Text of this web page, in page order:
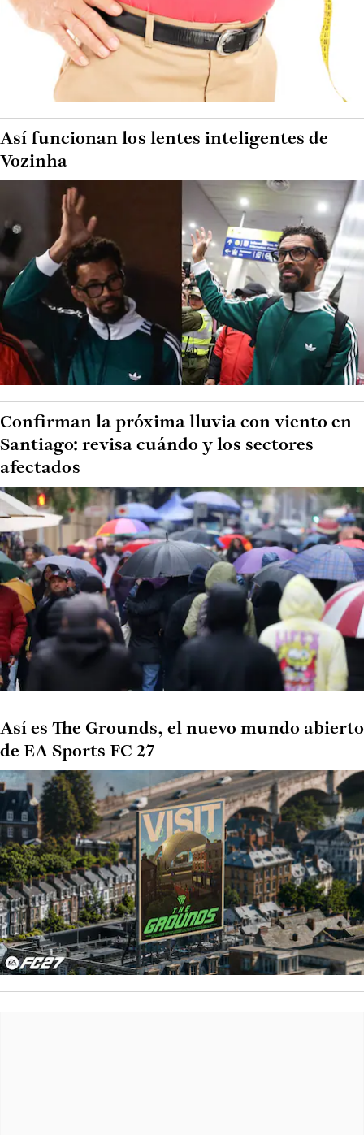
Así funcionan los lentes inteligentes de
Vozinha
Confirman la próxima lluvia con viento en
Santiago: revisa cuándo y los sectores
afectados
Así es The Grounds, el nuevo mundo abierto
de EA Sports FC 27